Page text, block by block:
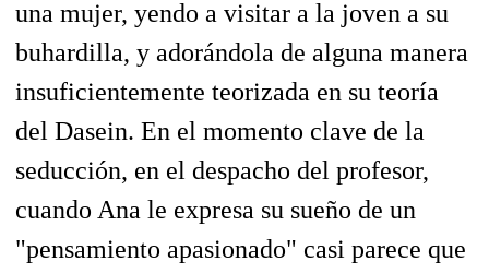
una mujer, yendo a visitar a la joven a su
buhardilla, y adorándola de alguna manera
insuficientemente teorizada en su teoría
del Dasein. En el momento clave de la
seducción, en el despacho del profesor,
cuando Ana le expresa su sueño de un
"pensamiento apasionado" casi parece que